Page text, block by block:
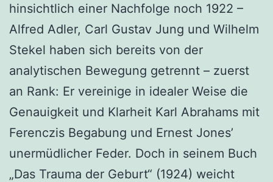
hinsichtlich einer Nachfolge noch 1922 –
Alfred Adler, Carl Gustav Jung und Wilhelm
Stekel haben sich bereits von der
analytischen Bewegung getrennt – zuerst
an Rank: Er vereinige in idealer Weise die
Genauigkeit und Klarheit Karl Abrahams mit
Ferenczis Begabung und Ernest Jones’
unermüdlicher Feder. Doch in seinem Buch
„Das Trauma der Geburt“ (1924) weicht